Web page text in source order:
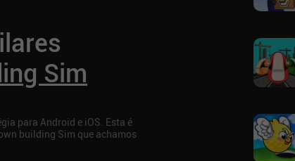
Sim
para Android e iOS. Esta é
building Sim que achamos